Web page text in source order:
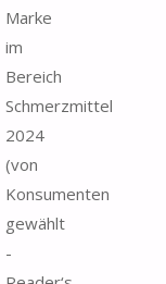
Marke
im
Bereich
Schmerzmittel
2024
(von
Konsumenten
gewählt
-